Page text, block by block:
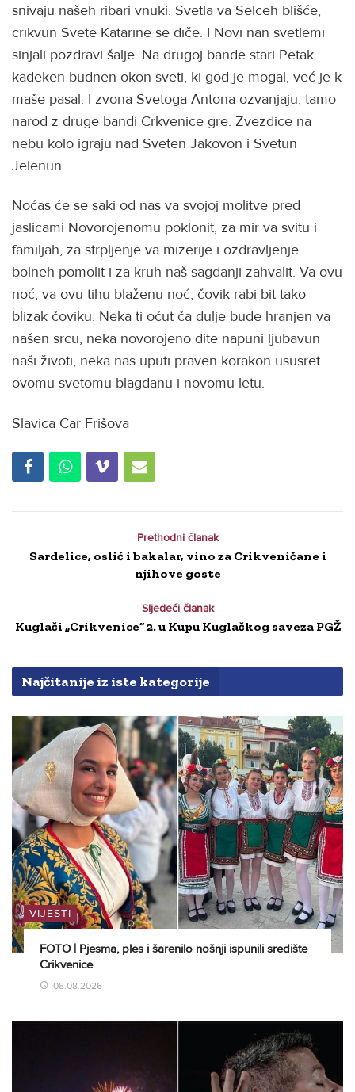
snivaju našeh ribari vnuki. Svetla va Selceh blišće,
crikvun Svete Katarine se diče. I Novi nan svetlemi
sinjali pozdravi šalje. Na drugoj bande stari Petak
kadeken budnen okon sveti, ki god je mogal, već je k
maše pasal. I zvona Svetoga Antona ozvanjaju, tamo
narod z druge bandi Crkvenice gre. Zvezdice na
nebu kolo igraju nad Sveten Jakovon i Svetun
Jelenun.
Noćas će se saki od nas va svojoj molitve pred
jaslicami Novorojenomu poklonit, za mir va svitu i
familjah, za strpljenje va mizerije i ozdravljenje
bolneh pomolit i za kruh naš sagdanji zahvalit. Va ovu
noć, va ovu tihu blaženu noć, čovik rabi bit tako
blizak čoviku. Neka ti oćut ča dulje bude hranjen va
našen srcu, neka novorojeno dite napuni ljubavun
naši životi, neka nas uputi praven korakon ususret
ovomu svetomu blagdanu i novomu letu.
Slavica Car Frišova
Prethodni članak
Sardelice, oslić i bakalar, vino za Crikveničane i
njihove goste
Sljedeći članak
Kuglači „Crikvenice“ 2. u Kupu Kuglačkog saveza PGŽ
Najčitanije iz iste kategorije
VIJESTI
FOTO | Pjesma, ples i šarenilo nošnji ispunili središte
Crikvenice
08.08.2026